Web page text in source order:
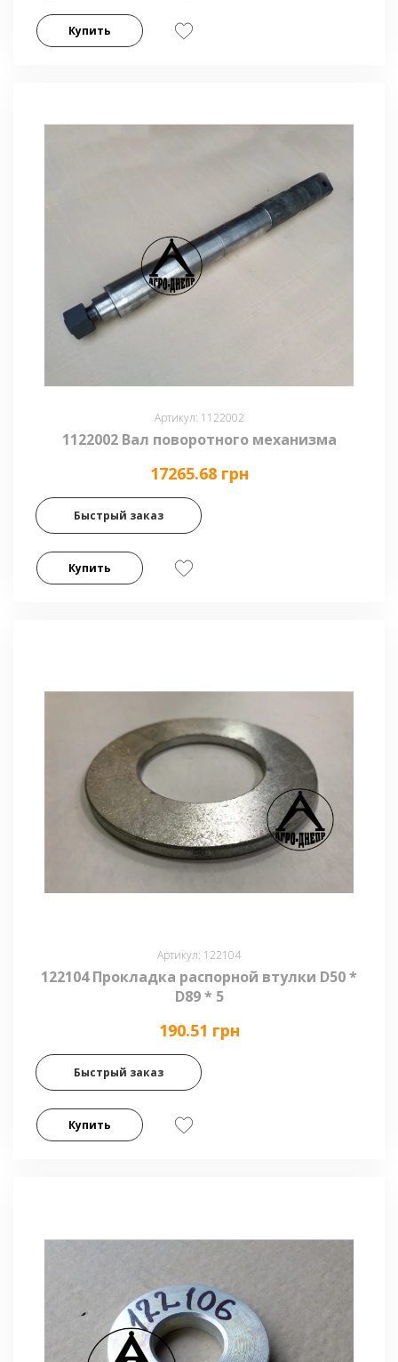
Купить
Артикул: 1122002
1122002 Вал поворотного механизма
17265.68 грн
Быстрый заказ
Купить
Артикул: 122104
122104 Прокладка распорной втулки D50 *
D89 * 5
190.51 грн
Быстрый заказ
Купить